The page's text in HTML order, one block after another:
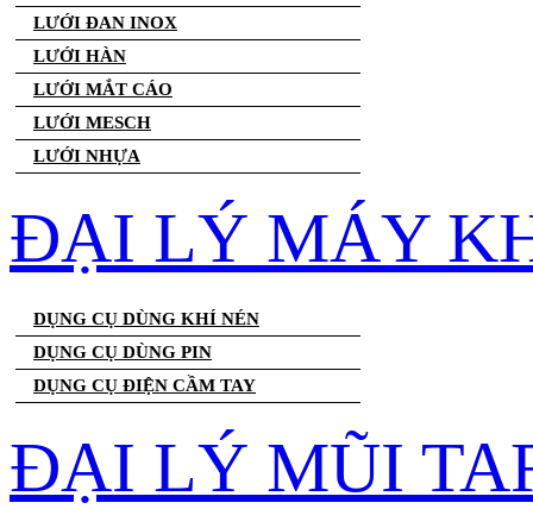
LƯỚI ĐAN INOX
LƯỚI HÀN
LƯỚI MẮT CÁO
LƯỚI MESCH
LƯỚI NHỰA
ĐẠI LÝ MÁY
DỤNG CỤ DÙNG KHÍ NÉN
DỤNG CỤ DÙNG PIN
DỤNG CỤ ĐIỆN CẦM TAY
ĐẠI LÝ MŨI